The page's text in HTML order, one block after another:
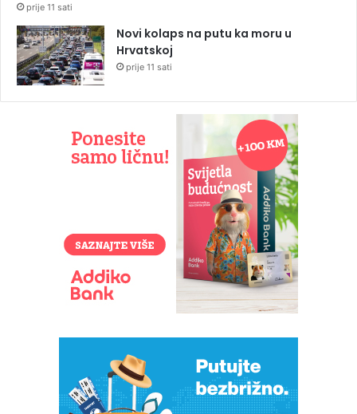
prije 11 sati
Novi kolaps na putu ka moru u
Hrvatskoj
prije 11 sati